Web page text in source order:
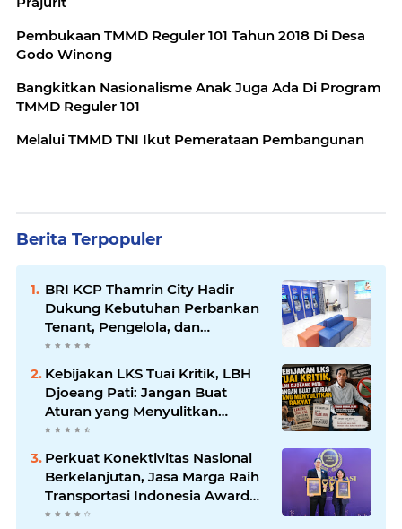
Pembukaan TMMD Reguler 101 Tahun 2018 Di Desa
Godo Winong
Bangkitkan Nasionalisme Anak Juga Ada Di Program
TMMD Reguler 101
Melalui TMMD TNI Ikut Pemerataan Pembangunan
Berita Terpopuler
BRI KCP Thamrin City Hadir
Dukung Kebutuhan Perbankan
Tenant, Pengelola, dan
Pengunjung Pusat
Kebijakan LKS Tuai Kritik, LBH
Djoeang Pati: Jangan Buat
Aturan yang Menyulitkan
Rakyat
Perkuat Konektivitas Nasional
Berkelanjutan, Jasa Marga Raih
Transportasi Indonesia Award
2026